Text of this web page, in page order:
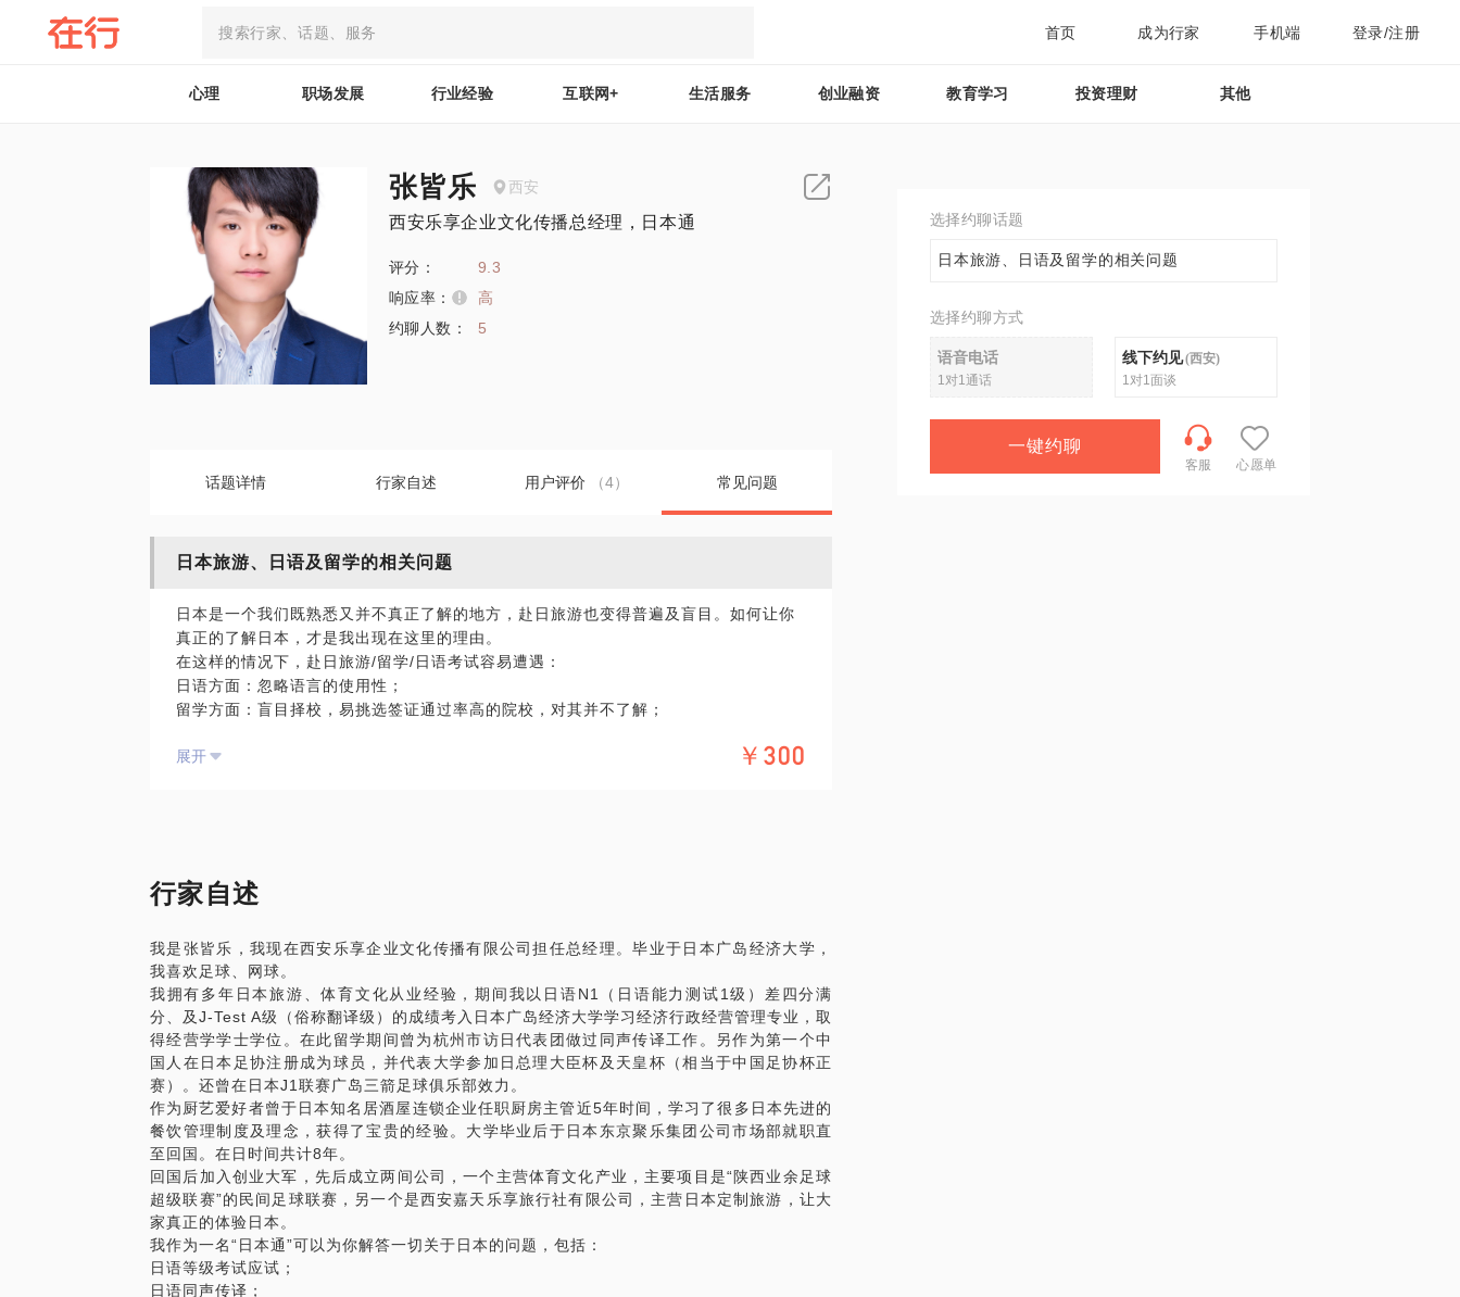
首页 成为行家 手机端 登录/注册
心理 职场发展 行业经验 互联网+ 生活服务 创业融资 教育学习 投资理财 其他
张皆乐 西安
西安乐享企业文化传播总经理，日本通
评分：
9.3
响应率：
高
约聊人数：
5
话题详情 行家自述 用户评价 （4） 常见问题
日本旅游、日语及留学的相关问题
日本是一个我们既熟悉又并不真正了解的地方，赴日旅游也变得普遍及盲目。如何让你
真正的了解日本，才是我出现在这里的理由。
在这样的情况下，赴日旅游/留学/日语考试容易遭遇：
日语方面：忽略语言的使用性；
留学方面：盲目择校，易挑选签证通过率高的院校，对其并不了解；
验自由行的乐趣。
帮助你了解意向留学院校及所在城市情况，并给出建议；
根据你感兴趣的方面，快速帮你制定适合你赴日自由行的行程规划。
题。请把你的问题提前发给我，方便我做更精确的准备，提升见面效率。期待与你的见
面。
展开 ￥300
行家自述
我是张皆乐，我现在西安乐享企业文化传播有限公司担任总经理。毕业于日本广岛经济大学，
我喜欢足球、网球。
我拥有多年日本旅游、体育文化从业经验，期间我以日语N1（日语能力测试1级）差四分满
分、及J-Test A级（俗称翻译级）的成绩考入日本广岛经济大学学习经济行政经营管理专业，取
得经营学学士学位。在此留学期间曾为杭州市访日代表团做过同声传译工作。另作为第一个中
国人在日本足协注册成为球员，并代表大学参加日总理大臣杯及天皇杯（相当于中国足协杯正
赛）。还曾在日本J1联赛广岛三箭足球俱乐部效力。
作为厨艺爱好者曾于日本知名居酒屋连锁企业任职厨房主管近5年时间，学习了很多日本先进的
餐饮管理制度及理念，获得了宝贵的经验。大学毕业后于日本东京聚乐集团公司市场部就职直
至回国。在日时间共计8年。
回国后加入创业大军，先后成立两间公司，一个主营体育文化产业，主要项目是“陕西业余足球
超级联赛”的民间足球联赛，另一个是西安嘉天乐享旅行社有限公司，主营日本定制旅游，让大
家真正的体验日本。
我作为一名“日本通”可以为你解答一切关于日本的问题，包括：
日语等级考试应试；
日语同声传译；
选择约聊话题
日本旅游、日语及留学的相关问题
选择约聊方式
语音电话
1对1通话
线下约见(西安)
1对1面谈
一键约聊
客服 心愿单